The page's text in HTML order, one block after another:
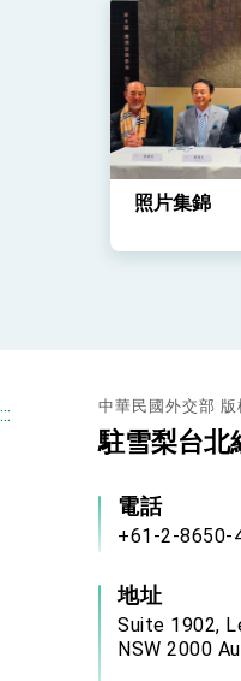
照片集錦
::: 中華民國外交部 版
駐雪梨台北
電話
+61-2-8650-
地址
Suite 1902,
NSW 2000